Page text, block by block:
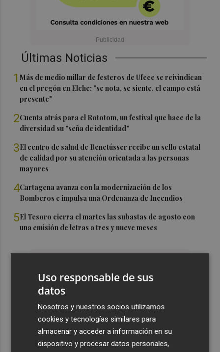
Últimas Noticias
1Más de medio millar de festeros de Ufece se reivindican
en el pregón en Elche: "se nota, se siente, el campo está
presente"
2Cuenta atrás para el Rototom, un festival que hace de la
diversidad su "seña de identidad"
3El centro de salud de Benetússer recibe un sello estatal
de calidad por su atención orientada a las personas
mayores
4Cartagena avanza con la modernización de los
Bomberos e impulsa una Ordenanza de Incendios
5El Tesoro cierra el martes las subastas de agosto con
una emisión de letras a tres y nueve meses
Uso responsable de sus
datos
Nosotros y nuestros socios utilizamos
cookies y tecnologías similares para
almacenar y acceder a información en su
dispositivo y procesar datos personales,